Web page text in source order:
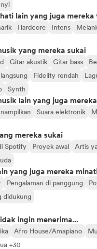
lain yang juga mereka
Hardcore Intens
yang mereka sukai
Gitar akustik Gitar bass
Fidelity rendah
Synth
lain yang juga
Suara elektronik
mereka sukai
Spotify Proyek awal Artis
yang juga mereka
Pengalaman di panggung
didukung
ingin menerima...
Afro House/Amapiano
+30